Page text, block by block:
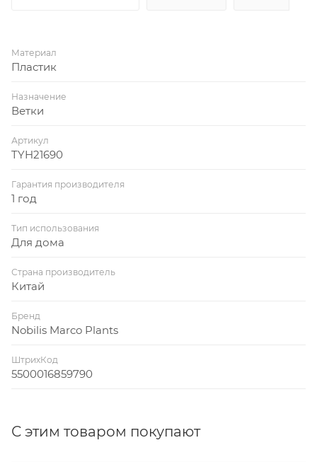
Материал
Пластик
Назначение
Ветки
Артикул
TYH21690
Гарантия производителя
1 год
Тип использования
Для дома
Страна производитель
Китай
Бренд
Nobilis Marco Plants
ШтрихКод
5500016859790
С этим товаром покупают